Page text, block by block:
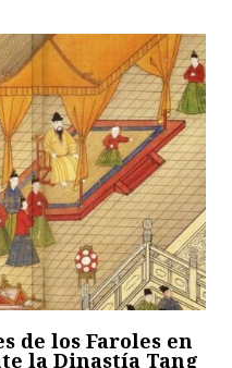
de los Faroles en
la Dinastía Tang